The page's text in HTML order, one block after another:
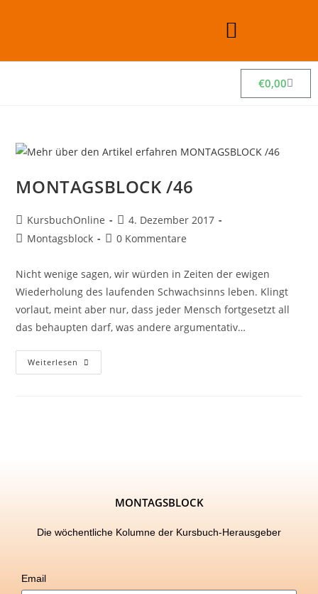
€0,00
MONTAGSBLOCK /46
KursbuchOnline
4. Dezember 2017
Montagsblock
0 Kommentare
Nicht wenige sagen, wir würden in Zeiten der ewigen
Wiederholung des laufenden Schwachsinns leben. Klingt
vorlaut, meint aber nur, dass jeder Mensch fortgesetzt all
das behaupten darf, was andere argumentativ…
Weiterlesen
MONTAGSBLOCK
Die wöchentliche Kolumne der Kursbuch-Herausgeber
Email